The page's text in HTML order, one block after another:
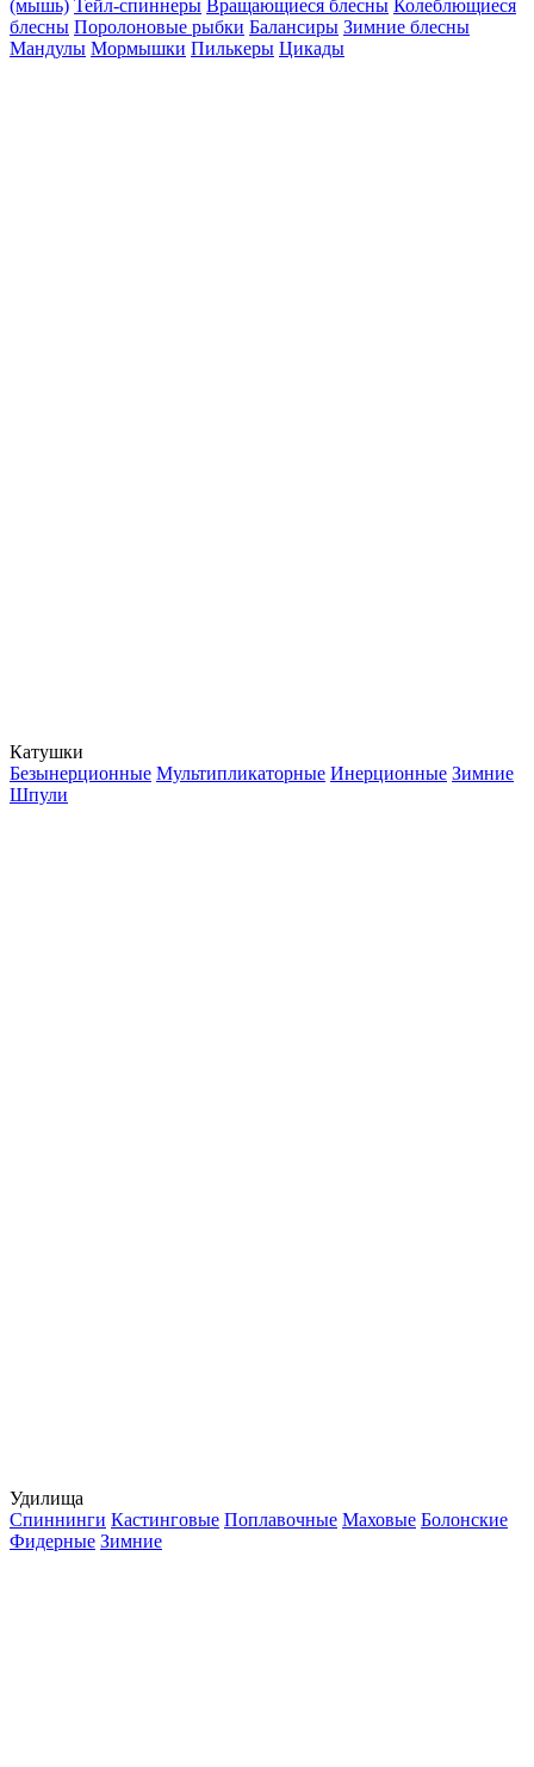
(мышь) Тейл-спиннеры Вращающиеся блесны Колеблющиеся
блесны Поролоновые рыбки Балансиры Зимние блесны
Мандулы Мормышки Пилькеры Цикады
Катушки
Безынерционные Мультипликаторные Инерционные Зимние
Шпули
Удилища
Спиннинги Кастинговые Поплавочные Маховые Болонские
Фидерные Зимние